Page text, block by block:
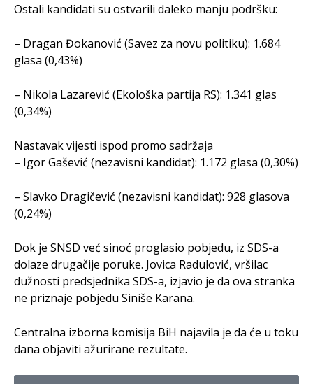
Ostali kandidati su ostvarili daleko manju podršku:
– Dragan Đokanović (Savez za novu politiku): 1.684
glasa (0,43%)
– Nikola Lazarević (Ekološka partija RS): 1.341 glas
(0,34%)
Nastavak vijesti ispod promo sadržaja
– Igor Gašević (nezavisni kandidat): 1.172 glasa (0,30%)
– Slavko Dragičević (nezavisni kandidat): 928 glasova
(0,24%)
Dok je SNSD već sinoć proglasio pobjedu, iz SDS-a
dolaze drugačije poruke. Jovica Radulović, vršilac
dužnosti predsjednika SDS-a, izjavio je da ova stranka
ne priznaje pobjedu Siniše Karana.
Centralna izborna komisija BiH najavila je da će u toku
dana objaviti ažurirane rezultate.